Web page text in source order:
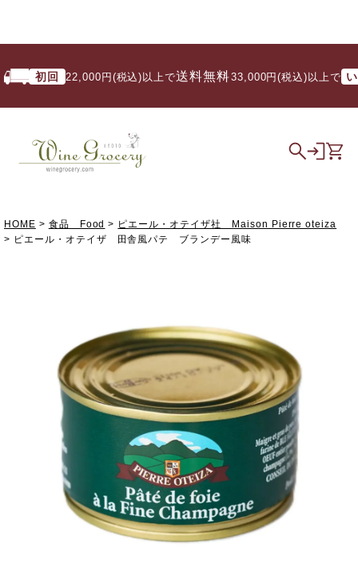
初回 22,000円(税込)以上で 送料無料/ 33,000円(税込)以上で いつ
HOME 食品 Food
ピエール・オテイザ社 Maison Pierre oteiza
ピエール・オテイザ 田舎風パテ ブランデー風味